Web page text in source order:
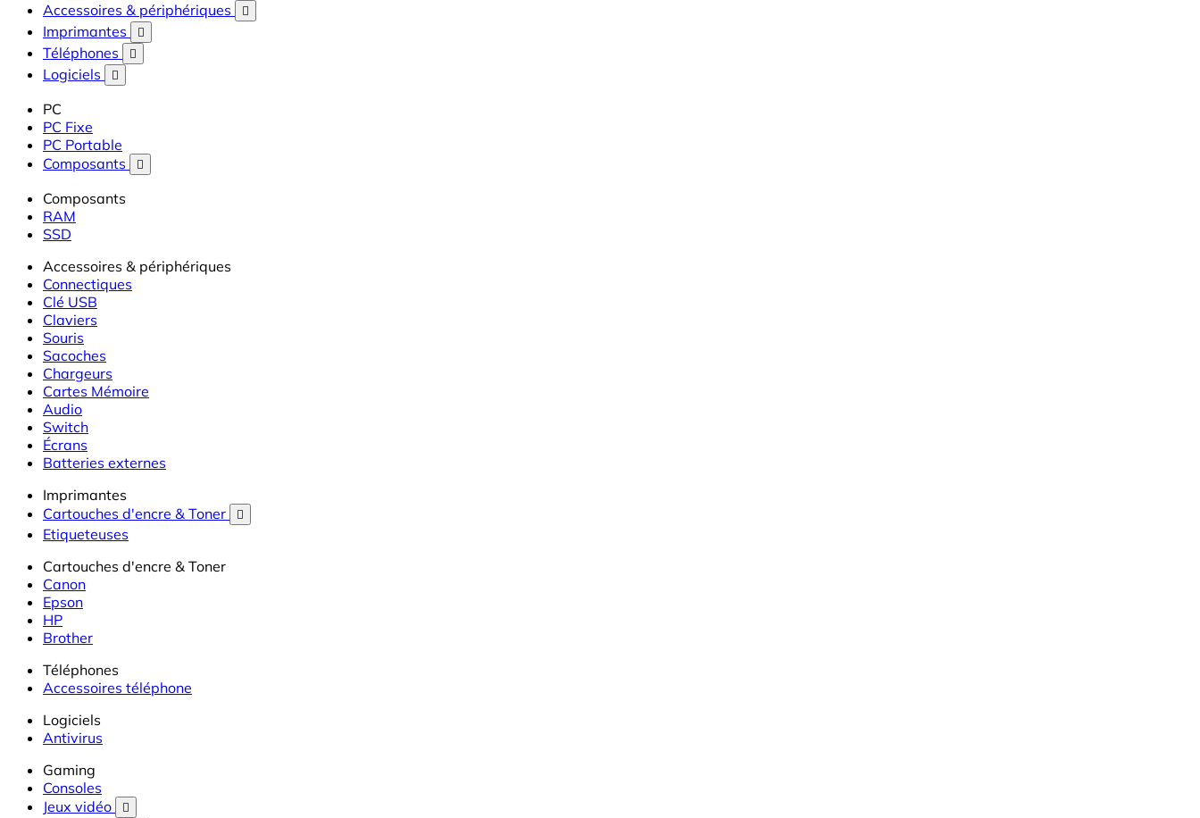
Accessoires & périphériques 
Imprimantes 
Téléphones 
Logiciels 
PC
PC Fixe
PC Portable
Composants

Composants
RAM
SSD
Accessoires & périphériques
Connectiques
Clé USB
Claviers
Souris
Sacoches
Chargeurs
Cartes Mémoire
Audio
Switch
Écrans
Batteries externes
Imprimantes
Cartouches d'encre & Toner

Etiqueteuses
Cartouches d'encre & Toner
Canon
Epson
HP
Brother
Téléphones
Accessoires téléphone
Logiciels
Antivirus
Gaming
Consoles
Jeux vidéo
